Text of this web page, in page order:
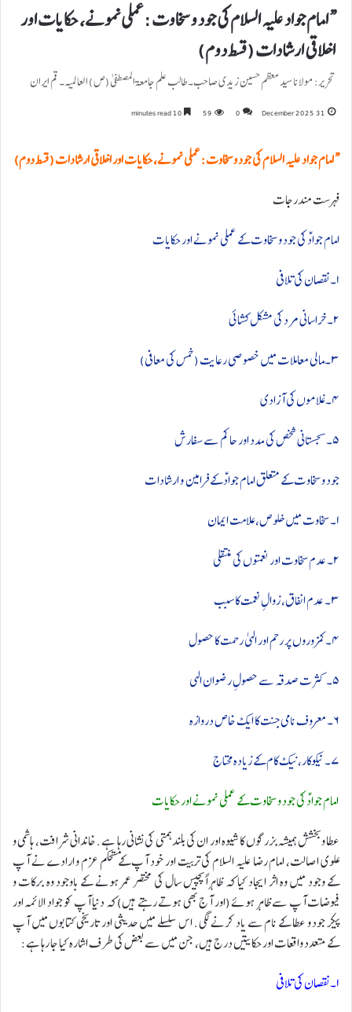
“امام جواد علیہ السلام کی جود و سخاوت: عملی نمونے، حکایات اور
اخلاقی ارشادات (قسط دوم)
تحریر: مولانا سید معظم حسین زیدی صاحب۔ طالب علم جامعۃ المصطفی(ص) العالمیہ۔ قم ایران
31 December 2025
0
59
“امام جواد علیہ السلام کی جود و سخاوت: عملی نمونے، حکایات اور اخلاقی ارشادات (قسط دوم)
فہرست مندرجات
امام جوادؑ کی جود و سخاوت کے عملی نمونے اور حکایات
۱۔نقصان کی تلافی
۲۔ خراسانی مرد کی مشکل کشائی
۳۔مالی معاملات میں خصوصی رعایت (خمس کی معافی)
۴۔ غلاموں کی آزادی
۵۔ سجستانی شخص کی مدد اور حاکم سے سفارش
جود و سخاوت کے متعلق امام جوادؑ کے فرامین و ارشادات
۱۔ سخاوت میں خلوص، علامت ایمان
۲۔ عدم سخاوت اور نعمتوں کی منتقلی
۳۔ عدم انفاق، زوالِ نعمت کا سبب
۴۔ کمزوروں پر رحم اور الہیٰ رحمت کا حصول
۵۔ کثرت صدقہ سے حصولِ رضوان الہی
۶۔ معروف نامی جنت کا ایک خاص دروازہ
۷۔ نیکوکار، نیک کام کے زیادہ محتاج
امام جوادؑ کی جود و سخاوت کے عملی نمونے اور حکایات
عطا و بخشش ہمیشہ بزرگوں کا شیوہ اور ان کی بلند ہمتی کی نشانی رہا ہے. خاندانی شرافت، ہاشمی و
علوی اصالت، امام رضا علیہ السلام کی تربیت اور خود آپ کے مستحکم عزم و ارادے نے آپ
کے وجود میں وہ اثر ایجاد کیا کہ ظاہراً پچیس سال کی مختصر عمر ہونے کے باوجود وہ برکات و
فیوضات آپ سے ظاہر ہوئے (اور آج بھی ہوتے رہتے ہیں) کہ دنیا آپ کو جواد الائمہ اور
پیکر جود و عطا کے نام سے یاد کرنے لگی. اس سلسلے میں حدیثی اور تاریخی کتابوں میں آپ
کے متعدد واقعات اور حکایتیں درج ہیں، جن میں سے بعض کی طرف اشارہ کیا جا رہا ہے:
۱۔نقصان کی تلافی